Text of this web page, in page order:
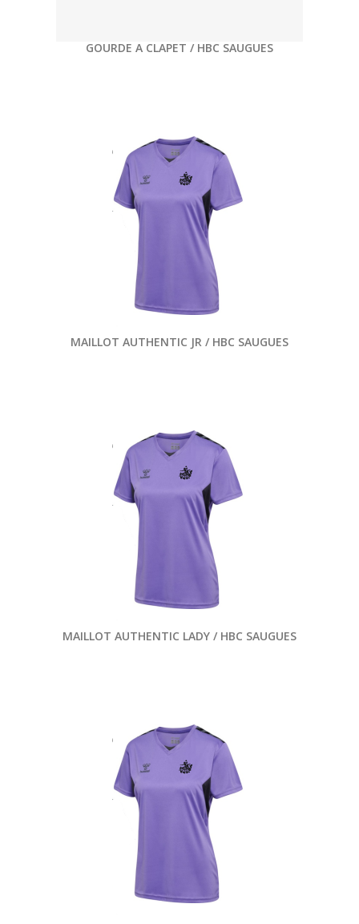
GOURDE A CLAPET / HBC SAUGUES
MAILLOT AUTHENTIC JR / HBC SAUGUES
MAILLOT AUTHENTIC LADY / HBC SAUGUES